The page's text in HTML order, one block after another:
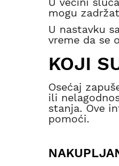
mogu
U nastavku
vreme da se
KOJI
Osećaj
ili
stanja. Ove
pomoći.